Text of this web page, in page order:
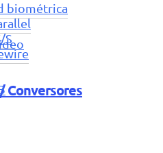
biométrica
S
Conversores